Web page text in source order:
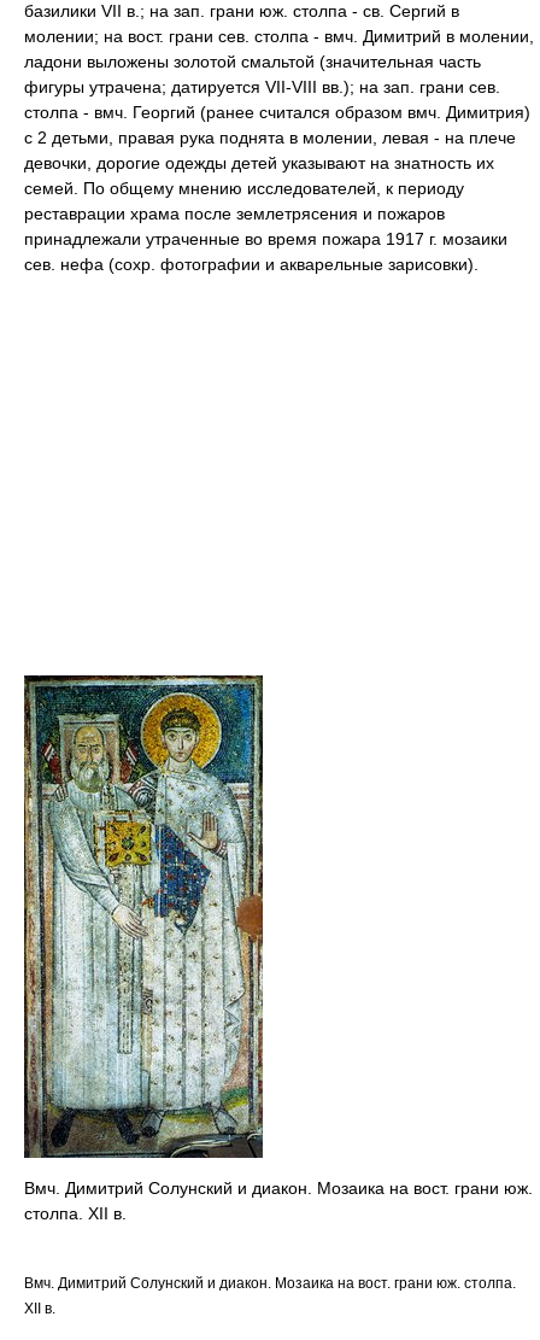
базилики VII в.; на зап. грани юж. столпа - св. Сергий в
молении; на вост. грани сев. столпа - вмч. Димитрий в молении,
ладони выложены золотой смальтой (значительная часть
фигуры утрачена; датируется VII-VIII вв.); на зап. грани сев.
столпа - вмч. Георгий (ранее считался образом вмч. Димитрия)
с 2 детьми, правая рука поднята в молении, левая - на плече
девочки, дорогие одежды детей указывают на знатность их
семей. По общему мнению исследователей, к периоду
реставрации храма после землетрясения и пожаров
принадлежали утраченные во время пожара 1917 г. мозаики
сев. нефа (сохр. фотографии и акварельные зарисовки).
Вмч. Димитрий Солунский и диакон. Мозаика на вост. грани юж.
столпа. XII в.
Вмч. Димитрий Солунский и диакон. Мозаика на вост. грани юж. столпа.
XII в.